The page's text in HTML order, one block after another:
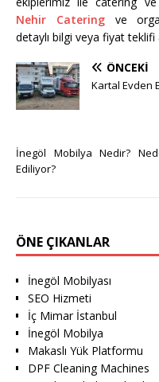
Nehir Cateringve
detaylı bilgi veya fiyat teklifi
ÖNCEKI
Kartal Evden
İnegöl Mobilya Nedir?
Ediliyor?
ÖNE ÇIKANLAR
İnegöl Mobilyası
SEO Hizmeti
İç Mimar İstanbul
İnegöl Mobilya
Makaslı Yük Platformu
DPF Cleaning Machines